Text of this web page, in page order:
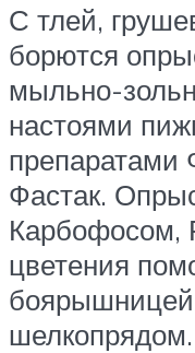
С тлей,
борются
мыльно-
настоями
препаратами
Фастак.
Карбофосом,
цветения
шелкопрядом.